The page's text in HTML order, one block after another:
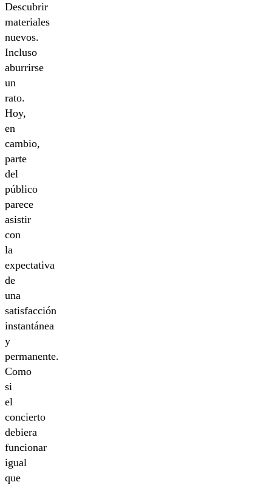
Descubrir
materiales
nuevos.
Incluso
aburrirse
un
rato.
Hoy,
en
cambio,
parte
del
público
parece
asistir
con
la
expectativa
de
una
satisfacción
instantánea
y
permanente.
Como
si
el
concierto
debiera
funcionar
igual
que